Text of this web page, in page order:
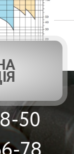
50